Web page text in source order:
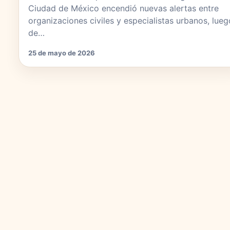
Ciudad de México encendió nuevas alertas entre
organizaciones civiles y especialistas urbanos,
de…
25 de mayo de 2026